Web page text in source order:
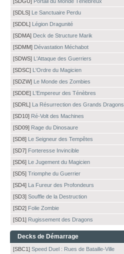
[SDLS] Le Sanctuaire Perdu
[SDDL] Légion Dragunité
[SDMA] Deck de Structure Marik
[SDMM] Dévastation Méchabot
[SDWS] L'Attaque des Guerriers
[SDSC] L'Ordre du Magicien
[SDZW] Le Monde des Zombies
[SDDE] L'Empereur des Ténèbres
[SDRL] La Résurrection des Grands Dragons
[SD10] Ré-Volt des Machines
[SD09] Rage du Dinosaure
[SD8] Le Seigneur des Tempêtes
[SD7] Forteresse Invincible
[SD6] Le Jugement du Magicien
[SD5] Triomphe du Guerrier
[SD4] La Fureur des Profondeurs
[SD3] Souffle de la Destruction
[SD2] Folie Zombie
[SD1] Rugissement des Dragons
Decks de Démarrage
[SBC1] Speed Duel : Rues de Bataille-Ville